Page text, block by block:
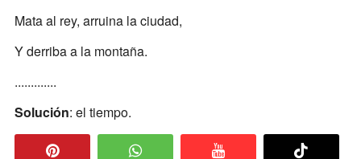
Mata al rey, arruina la ciudad,
Y derriba a la montaña.
.............
Solución: el tiempo.